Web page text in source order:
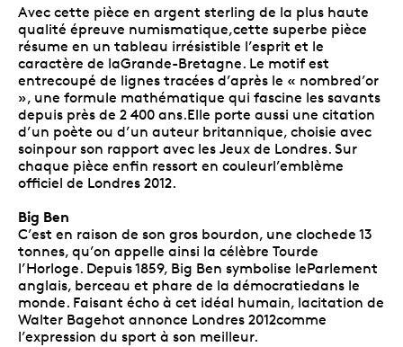
Avec cette pièce en argent sterling de la plus haute
qualité épreuve numismatique,cette superbe pièce
résume en un tableau irrésistible l’esprit et le
caractère de laGrande-Bretagne. Le motif est
entrecoupé de lignes tracées d’après le « nombred’or
», une formule mathématique qui fascine les savants
depuis près de 2 400 ans.Elle porte aussi une citation
d’un poète ou d’un auteur britannique, choisie avec
soinpour son rapport avec les Jeux de Londres. Sur
chaque pièce enfin ressort en couleurl’emblème
officiel de Londres 2012.
Big Ben
C’est en raison de son gros bourdon, une clochede 13
tonnes, qu’on appelle ainsi la célèbre Tourde
l’Horloge. Depuis 1859, Big Ben symbolise leParlement
anglais, berceau et phare de la démocratiedans le
monde. Faisant écho à cet idéal humain, lacitation de
Walter Bagehot annonce Londres 2012comme
l’expression du sport à son meilleur.